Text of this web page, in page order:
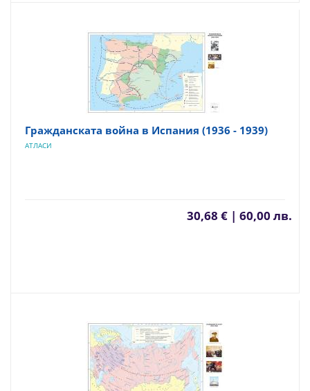
Гражданската война в Испания (1936 - 1939)
АТЛАСИ
30,68 € | 60,00 лв.